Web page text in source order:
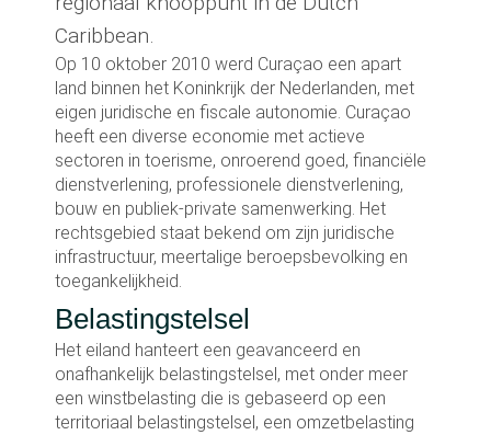
Caribbean.
Op 10 oktober 2010 werd Curaçao een apart
land binnen het Koninkrijk der Nederlanden, met
eigen juridische en fiscale autonomie. Curaçao
heeft een diverse economie met actieve
sectoren in toerisme, onroerend goed, financiële
dienstverlening, professionele dienstverlening,
bouw en publiek-private samenwerking. Het
rechtsgebied staat bekend om zijn juridische
infrastructuur, meertalige beroepsbevolking en
toegankelijkheid.
Belastingstelsel
Het eiland hanteert een geavanceerd en
onafhankelijk belastingstelsel, met onder meer
een winstbelasting die is gebaseerd op een
territoriaal belastingstelsel, een omzetbelasting